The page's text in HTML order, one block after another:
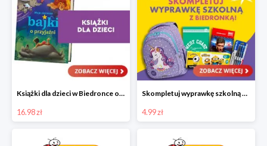
Książki dla dzieci w Biedronce od 16,99 zł
16.98 zł
Skompletuj wyprawkę szkolną z Biedronką od 4,99 zł
4.99 zł